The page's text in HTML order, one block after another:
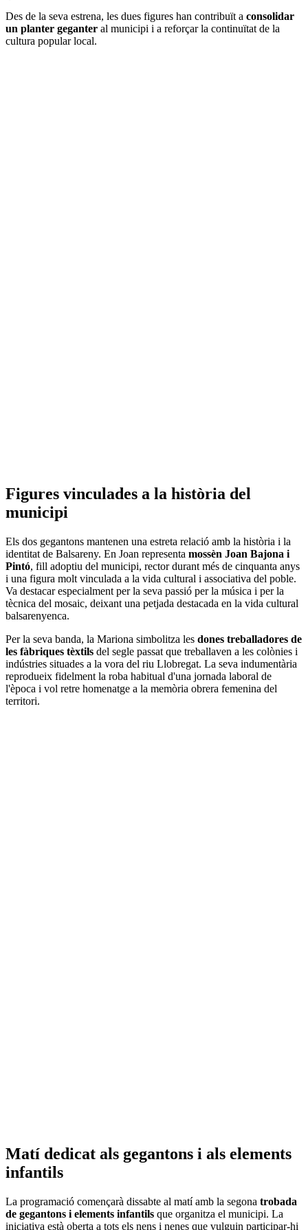
Des de la seva estrena, les dues figures han contribuït a consolidar
un planter geganter al municipi i a reforçar la continuïtat de la
cultura popular local.
Figures vinculades a la història del
municipi
Els dos gegantons mantenen una estreta relació amb la història i la
identitat de Balsareny. En Joan representa mossèn Joan Bajona i
Pintó, fill adoptiu del municipi, rector durant més de cinquanta anys
i una figura molt vinculada a la vida cultural i associativa del poble.
Va destacar especialment per la seva passió per la música i per la
tècnica del mosaic, deixant una petjada destacada en la vida cultural
balsarenyenca.
Per la seva banda, la Mariona simbolitza les dones treballadores de
les fàbriques tèxtils del segle passat que treballaven a les colònies i
indústries situades a la vora del riu Llobregat. La seva indumentària
reprodueix fidelment la roba habitual d'una jornada laboral de
l'època i vol retre homenatge a la memòria obrera femenina del
territori.
Matí dedicat als gegantons i als elements
infantils
La programació començarà dissabte al matí amb la segona trobada
de gegantons i elements infantils que organitza el municipi. La
iniciativa està oberta a tots els nens i nenes que vulguin participar-hi